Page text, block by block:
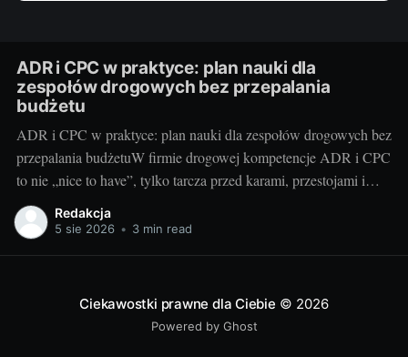
ADR i CPC w praktyce: plan nauki dla
zespołów drogowych bez przepalania
budżetu
ADR i CPC w praktyce: plan nauki dla zespołów drogowych bez
przepalania budżetuW firmie drogowej kompetencje ADR i CPC
to nie „nice to have”, tylko tarcza przed karami, przestojami i
utratą zleceń. Dobra wiadomość: da się je zbudować szybko,
mądrze i bez przepalania budżetu. Poniżej proponuję plan
Redakcja
5 sie 2026 • 3 min read
Ciekawostki prawne dla Ciebie © 2026
Powered by Ghost